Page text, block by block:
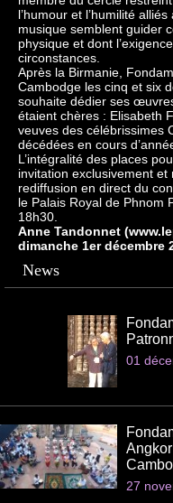
l’humour et l’humilité
musique semblent guider
physique et dont
circonstances.
Après la Birmanie,
Cambodge les cinq et six
souhaite dédier ses
étaient chères : Elisabeth
veuves des célébrissimes
décédées en cours
L’intégralité des places
invitation exclusivement et
rediffusion en direct du
le Palais Royal de Phnom
18h30.
Anne Tandonnet
dimanche 1er décembre
News
01
27